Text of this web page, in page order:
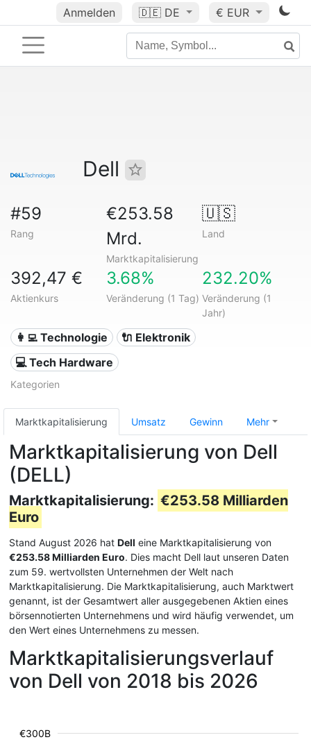
Anmelden 🇩🇪 DE € EUR
Dell
#59
Rang
€253.58
Mrd.
Marktkapitalisierung
🇺🇸
Land
392,47 €
Aktienkurs
3.68%
Veränderung (1 Tag)
232.20%
Veränderung (1
Jahr)
👩‍💻 Technologie
🔌 Elektronik
💻 Tech Hardware
Kategorien
Marktkapitalisierung Umsatz Gewinn Mehr
Marktkapitalisierung von Dell
(DELL)
Marktkapitalisierung: €253.58 Milliarden
Euro
Stand August 2026 hat Dell eine Marktkapitalisierung von
€253.58 Milliarden Euro. Dies macht Dell laut unseren Daten
zum 59. wertvollsten Unternehmen der Welt nach
Marktkapitalisierung. Die Marktkapitalisierung, auch Marktwert
genannt, ist der Gesamtwert aller ausgegebenen Aktien eines
börsennotierten Unternehmens und wird häufig verwendet, um
den Wert eines Unternehmens zu messen.
Marktkapitalisierungsverlauf
von Dell von 2018 bis 2026
€300B